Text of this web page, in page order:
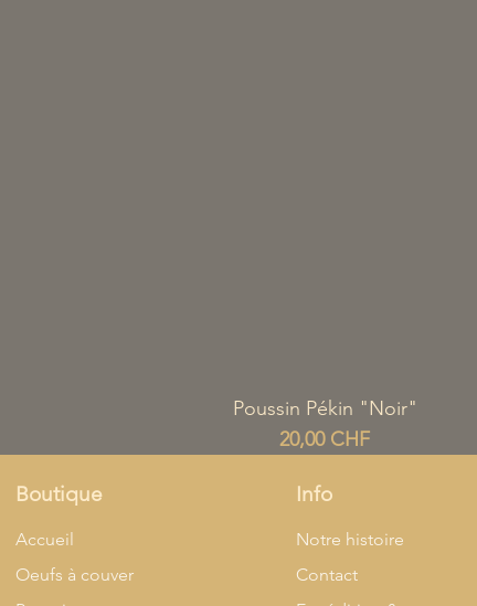
Poussin Pékin "Noir"
Prix
20,00 CHF
Boutique
Accueil
Oeufs à couver
Info
Notre histoire
Contact